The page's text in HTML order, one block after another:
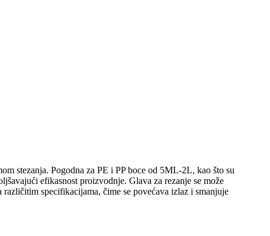
stezanja. Pogodna za PE i PP boce od 5ML-2L, kao što su
efikasnost proizvodnje. Glava za rezanje se može
specifikacijama, čime se povećava izlaz i smanjuje